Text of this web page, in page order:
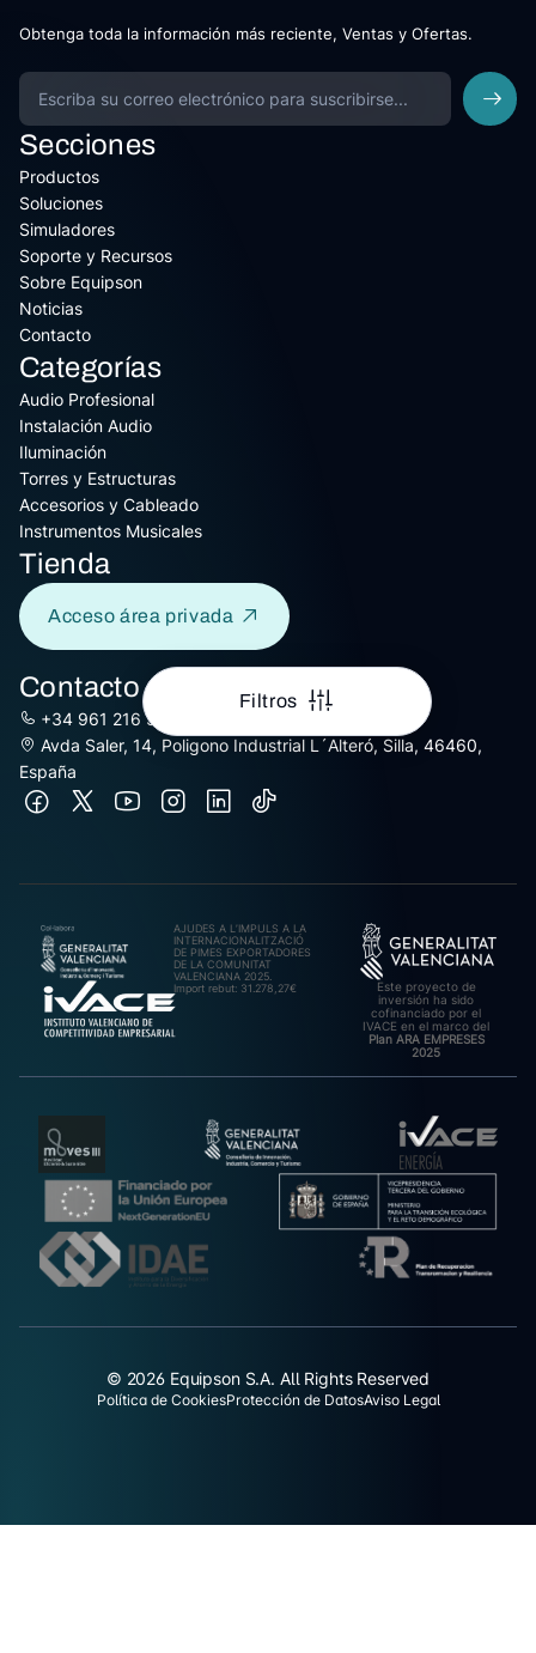
Filtros
Obtenga toda la información más reciente, Ventas y Ofertas.
Secciones
Productos
Soluciones
Simuladores
Soporte y Recursos
Sobre Equipson
Noticias
Contacto
Categorías
Audio Profesional
Instalación Audio
Iluminación
Torres y Estructuras
Accesorios y Cableado
Instrumentos Musicales
Tienda
Acceso área privada
Contacto
+34 961 216 301
Avda Saler, 14, Poligono Industrial L´Alteró, Silla, 46460,
España
AJUDES A L’IMPULS A LA
INTERNACIONALITZACIÓ
DE PIMES EXPORTADORES
DE LA COMUNITAT
VALENCIANA 2025.
Import rebut: 31.278,27€
Este proyecto de
inversión ha sido
cofinanciado por el
IVACE en el marco del
Plan ARA EMPRESES
2025
© 2026 Equipson S.A. All Rights Reserved
Política de CookiesProtección de DatosAviso Legal